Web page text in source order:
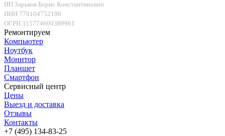
ИП Зарьков Борис Константинович
ИНН 770104752190
ОГРН 315774600389961
Ремонтируем
Компьютер
Ноутбук
Монитор
Планшет
Смартфон
Сервисный центр
Цены
Выезд и доставка
Отзывы
Контакты
+7 (495) 134-83-25